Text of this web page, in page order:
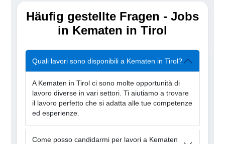
Häufig gestellte Fragen - Jobs
in Kematen in Tirol
Quali lavori sono disponibili a Kematen in Tirol?
A Kematen in Tirol ci sono molte opportunità di
lavoro diverse in vari settori. Ti aiutiamo a trovare
il lavoro perfetto che si adatta alle tue competenze
ed esperienze.
Come posso candidarmi per lavori a Kematen